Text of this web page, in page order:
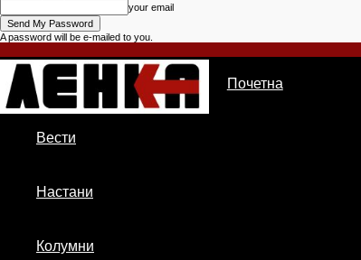
your email
A password will be e-mailed to you.
ДСП
Почетна
Вести
Настани
Колумни